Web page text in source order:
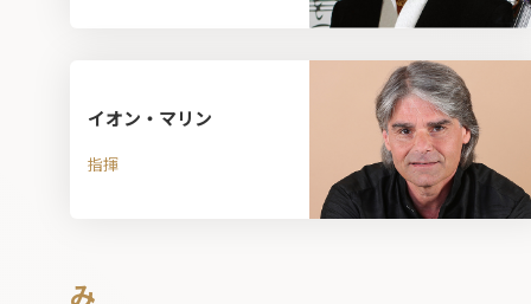
イオン・マリン
指揮
み